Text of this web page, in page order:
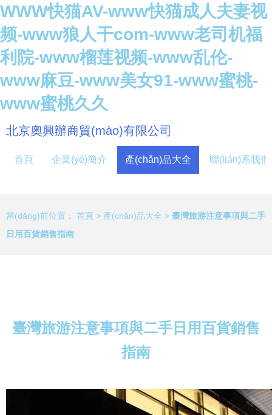
WWW快猫AV-www快猫成人夫妻视
频-www狼人干com-www老司机福
利院-www榴莲视频-www乱伦-
www麻豆-www美女91-www蜜桃-
www蜜桃久久
北京奧興辦商貿(mào)有限公司
首頁 企業(yè)簡介 產(chǎn)品大全 聯(lián)系我們
當(dāng)前位置： 首頁 > 產(chǎn)品大全 > 臺灣旅游注意事項與二手
日用百貨銷售指南
臺灣旅游注意事項與二手日用百貨銷售
指南